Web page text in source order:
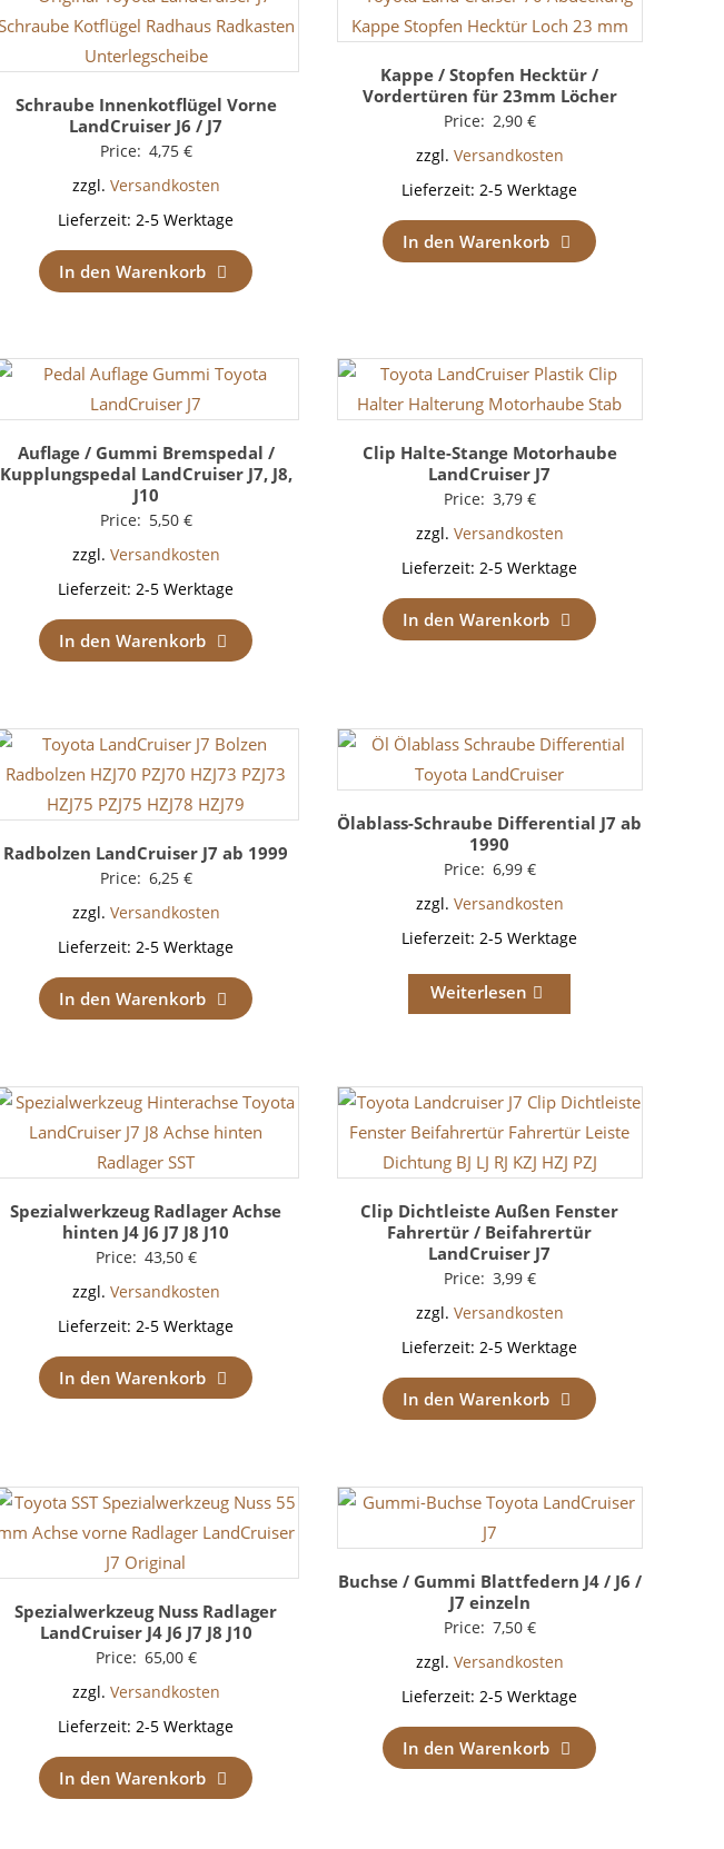
Schraube Innenkotflügel Vorne
LandCruiser J6 / J7
Price: 4,75 €
zzgl. Versandkosten
Lieferzeit:2-5 Werktage
In den Warenkorb
Kappe / Stopfen Hecktür /
Vordertüren für 23mm Löcher
Price: 2,90 €
zzgl. Versandkosten
Lieferzeit:2-5 Werktage
In den Warenkorb
Auflage / Gummi Bremspedal /
Kupplungspedal LandCruiser J7, J8,
J10
Price: 5,50 €
zzgl. Versandkosten
Lieferzeit:2-5 Werktage
In den Warenkorb
Clip Halte-Stange Motorhaube
LandCruiser J7
Price: 3,79 €
zzgl. Versandkosten
Lieferzeit:2-5 Werktage
In den Warenkorb
Radbolzen LandCruiser J7 ab 1999
Price: 6,25 €
zzgl. Versandkosten
Lieferzeit:2-5 Werktage
In den Warenkorb
Ölablass-Schraube Differential J7 ab
1990
Price: 6,99 €
zzgl. Versandkosten
Lieferzeit:2-5 Werktage
Weiterlesen
Spezialwerkzeug Radlager Achse
hinten J4 J6 J7 J8 J10
Price: 43,50 €
zzgl. Versandkosten
Lieferzeit:2-5 Werktage
In den Warenkorb
Clip Dichtleiste Außen Fenster
Fahrertür / Beifahrertür
LandCruiser J7
Price: 3,99 €
zzgl. Versandkosten
Lieferzeit:2-5 Werktage
In den Warenkorb
Spezialwerkzeug Nuss Radlager
LandCruiser J4 J6 J7 J8 J10
Price: 65,00 €
zzgl. Versandkosten
Lieferzeit:2-5 Werktage
In den Warenkorb
Buchse / Gummi Blattfedern J4 / J6 /
J7 einzeln
Price: 7,50 €
zzgl. Versandkosten
Lieferzeit:2-5 Werktage
In den Warenkorb